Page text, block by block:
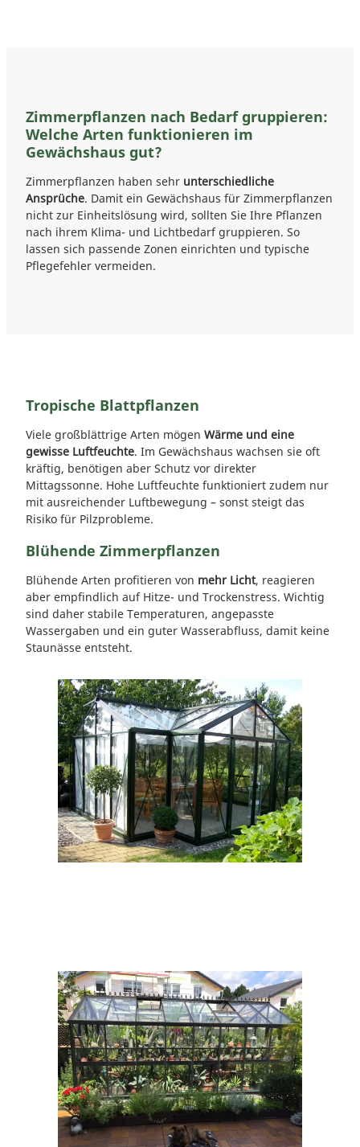
Zimmerpflanzen nach Bedarf gruppieren:
Welche Arten funktionieren im
Gewächshaus gut?
Zimmerpflanzen haben sehr unterschiedliche
Ansprüche. Damit ein Gewächshaus für Zimmerpflanzen
nicht zur Einheitslösung wird, sollten Sie Ihre Pflanzen
nach ihrem Klima- und Lichtbedarf gruppieren. So
lassen sich passende Zonen einrichten und typische
Pflegefehler vermeiden.
Tropische Blattpflanzen
Viele großblättrige Arten mögen Wärme und eine
gewisse Luftfeuchte. Im Gewächshaus wachsen sie oft
kräftig, benötigen aber Schutz vor direkter
Mittagssonne. Hohe Luftfeuchte funktioniert zudem nur
mit ausreichender Luftbewegung – sonst steigt das
Risiko für Pilzprobleme.
Blühende Zimmerpflanzen
Blühende Arten profitieren von mehr Licht, reagieren
aber empfindlich auf Hitze- und Trockenstress. Wichtig
sind daher stabile Temperaturen, angepasste
Wassergaben und ein guter Wasserabfluss, damit keine
Staunässe entsteht.